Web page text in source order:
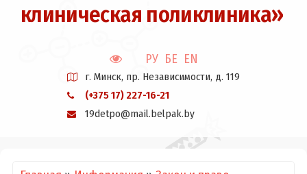
клиническая поликлиника»
РУ БЕ EN
г. Минск, пр. Независимости, д. 119
(+375 17) 227-16-21
19detpo@mail.belpak.by